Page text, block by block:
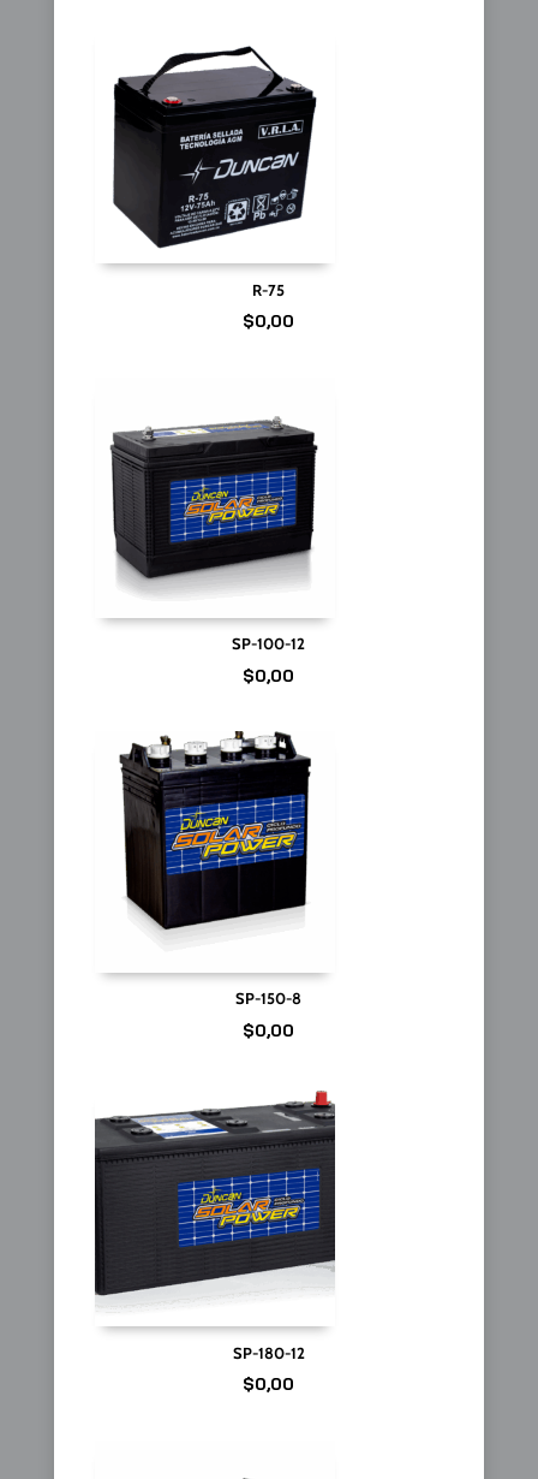
R-75
$0,00
SP-100-12
$0,00
SP-150-8
$0,00
SP-180-12
$0,00